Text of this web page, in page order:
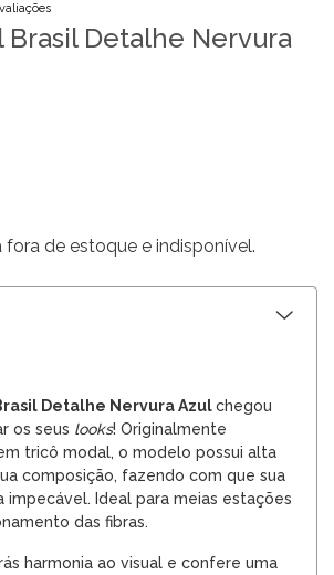
Brasil Detalhe Nervura
de estoque e indisponível.
Detalhe Nervura Azulchegou
os seus looks! Originalmente
tricô modal, o modelo possui alta
composição, fazendo com que sua
impecável. Ideal para meias estações
das fibras.
harmonia ao visual e confere uma